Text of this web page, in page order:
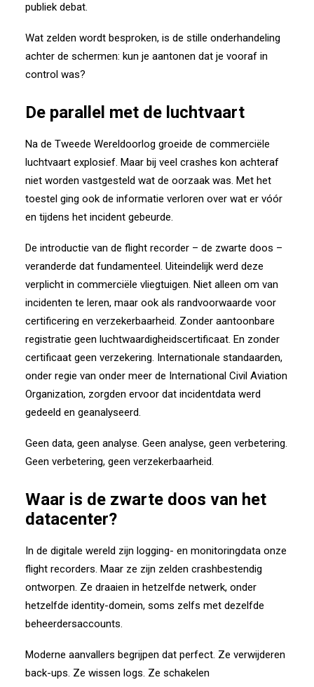
publiek debat.
Wat zelden wordt besproken, is de stille onderhandeling
achter de schermen: kun je aantonen dat je vooraf in
control was?
De parallel met de luchtvaart
Na de Tweede Wereldoorlog groeide de commerciële
luchtvaart explosief. Maar bij veel crashes kon achteraf
niet worden vastgesteld wat de oorzaak was. Met het
toestel ging ook de informatie verloren over wat er vóór
en tijdens het incident gebeurde.
De introductie van de flight recorder – de zwarte doos –
veranderde dat fundamenteel. Uiteindelijk werd deze
verplicht in commerciële vliegtuigen. Niet alleen om van
incidenten te leren, maar ook als randvoorwaarde voor
certificering en verzekerbaarheid. Zonder aantoonbare
registratie geen luchtwaardigheidscertificaat. En zonder
certificaat geen verzekering. Internationale standaarden,
onder regie van onder meer de International Civil Aviation
Organization, zorgden ervoor dat incidentdata werd
gedeeld en geanalyseerd.
Geen data, geen analyse. Geen analyse, geen verbetering.
Geen verbetering, geen verzekerbaarheid.
Waar is de zwarte doos van het
datacenter?
In de digitale wereld zijn logging- en monitoringdata onze
flight recorders. Maar ze zijn zelden crashbestendig
ontworpen. Ze draaien in hetzelfde netwerk, onder
hetzelfde identity-domein, soms zelfs met dezelfde
beheerdersaccounts.
Moderne aanvallers begrijpen dat perfect. Ze verwijderen
back-ups. Ze wissen logs. Ze schakelen